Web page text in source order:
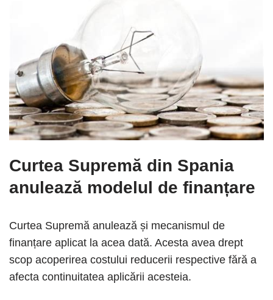
Curtea Supremă din Spania
anulează modelul de finanțare
Curtea Supremă anulează și mecanismul de
finanțare aplicat la acea dată. Acesta avea drept
scop acoperirea costului reducerii respective fără a
afecta continuitatea aplicării acesteia.